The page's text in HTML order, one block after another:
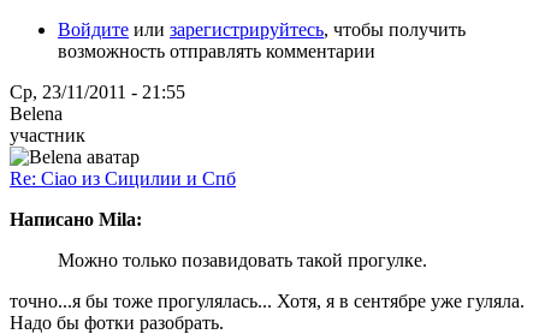
Войдите или зарегистрируйтесь, чтобы получить
возможность отправлять комментарии
Ср, 23/11/2011 - 21:55
Belena
участник
Re: Ciao из Сицилии и Спб
Написано Mila:
Можно только позавидовать такой прогулке.
точно...я бы тоже прогулялась... Хотя, я в сентябре уже гуляла.
Надо бы фотки разобрать.